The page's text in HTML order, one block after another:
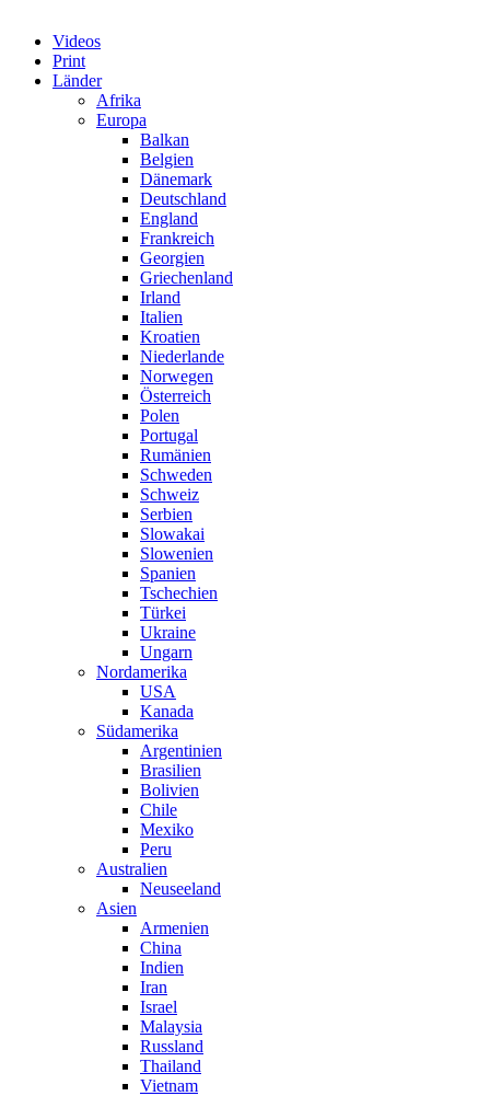
Videos
Print
Länder
Afrika
Europa
Balkan
Belgien
Dänemark
Deutschland
England
Frankreich
Georgien
Griechenland
Irland
Italien
Kroatien
Niederlande
Norwegen
Österreich
Polen
Portugal
Rumänien
Schweden
Schweiz
Serbien
Slowakai
Slowenien
Spanien
Tschechien
Türkei
Ukraine
Ungarn
Nordamerika
USA
Kanada
Südamerika
Argentinien
Brasilien
Bolivien
Chile
Mexiko
Peru
Australien
Neuseeland
Asien
Armenien
China
Indien
Iran
Israel
Malaysia
Russland
Thailand
Vietnam